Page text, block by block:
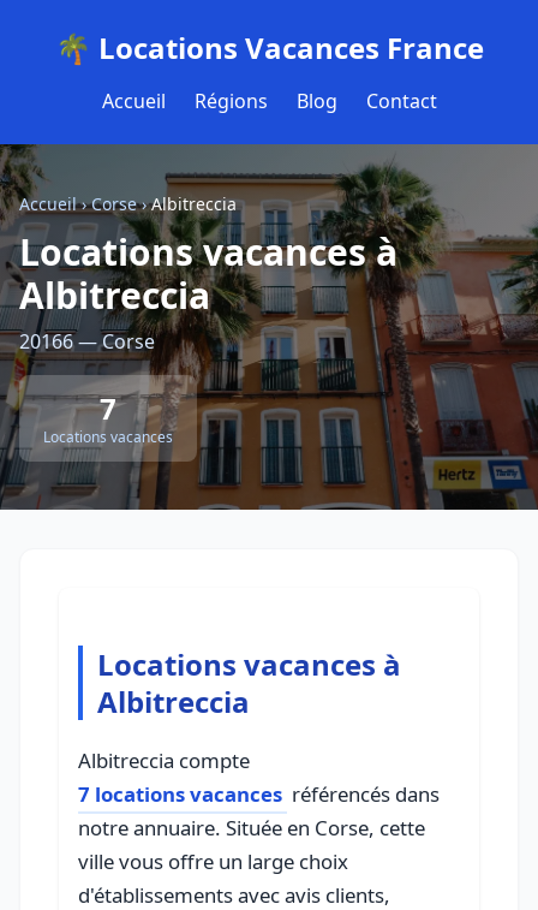
🌴 Locations Vacances France
Accueil Régions Blog Contact
Accueil›Corse›Albitreccia
Locations vacances à
Albitreccia
20166 — Corse
7
Locations vacances
Locations vacances à
Albitreccia
Albitreccia compte
7 locations vacances référencés dans
notre annuaire. Située en Corse, cette
ville vous offre un large choix
d'établissements avec avis clients,